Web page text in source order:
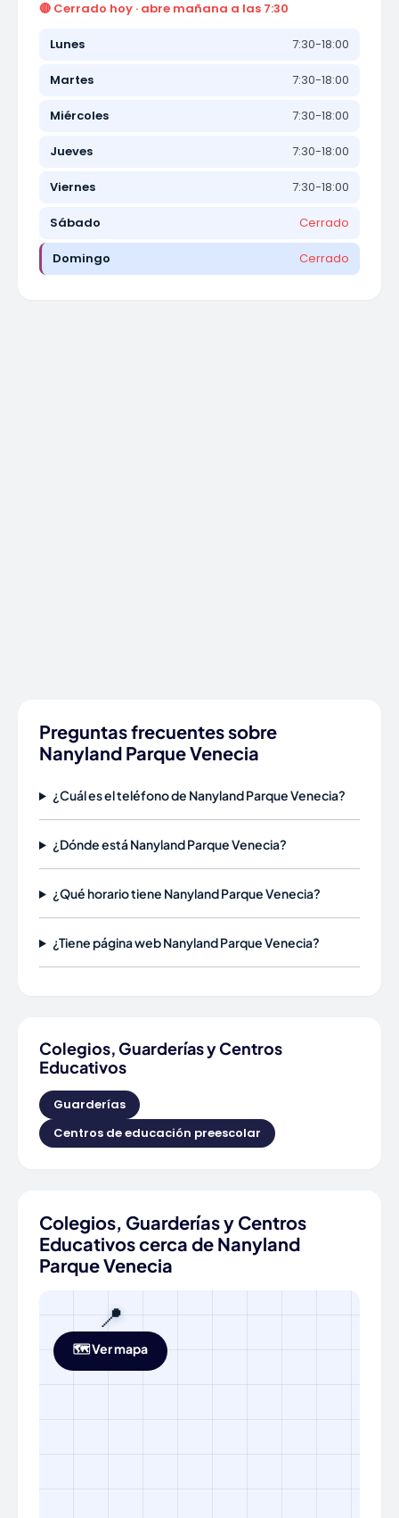
🔴 Cerrado hoy · abre mañana a las 7:30
Lunes 7:30-18:00
Martes 7:30-18:00
Miércoles 7:30-18:00
Jueves 7:30-18:00
Viernes 7:30-18:00
Sábado Cerrado
Domingo Cerrado
Preguntas frecuentes sobre
Nanyland Parque Venecia
¿Cuál es el teléfono de Nanyland Parque Venecia?
¿Dónde está Nanyland Parque Venecia?
¿Qué horario tiene Nanyland Parque Venecia?
¿Tiene página web Nanyland Parque Venecia?
Colegios, Guarderías y Centros
Educativos
Guarderías
Centros de educación preescolar
Colegios, Guarderías y Centros
Educativos cerca de Nanyland
Parque Venecia
📍
🗺️ Ver mapa